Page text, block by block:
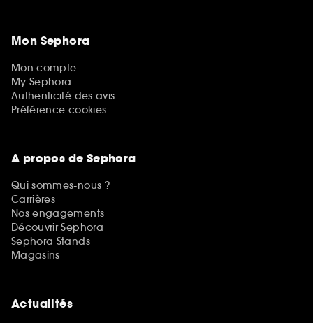
Mon Sephora
Mon compte
My Sephora
Authenticité des avis
Préférence cookies
A propos de Sephora
Qui sommes-nous ?
Carrières
Nos engagements
Découvrir Sephora
Sephora Stands
Magasins
Actualités